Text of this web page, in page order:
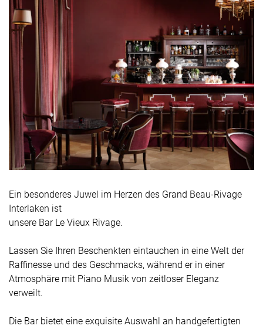
Ein besonderes Juwel im Herzen des Grand Beau-Rivage
Interlaken ist
unsere Bar Le Vieux Rivage.
Lassen Sie Ihren Beschenkten eintauchen in eine Welt der
Raffinesse und des Geschmacks, während er in einer
Atmosphäre mit Piano Musik von zeitloser Eleganz
verweilt.
Die Bar bietet eine exquisite Auswahl an handgefertigten